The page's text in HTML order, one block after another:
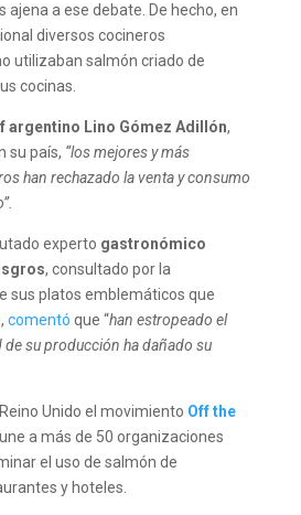
ajena a ese debate. De hecho, en
diversos cocineros
utilizaban salmón criado de
cocinas.
argentino Lino Gómez Adillón,
su país, “los mejores y más
han rechazado la venta y consumo
experto gastronómico
, consultado por la
sus platos emblemáticos que
comentó que “han estropeado el
su producción ha dañado su
Unido el movimiento Off the
a más de 50 organizaciones
el uso de salmón de
y hoteles.